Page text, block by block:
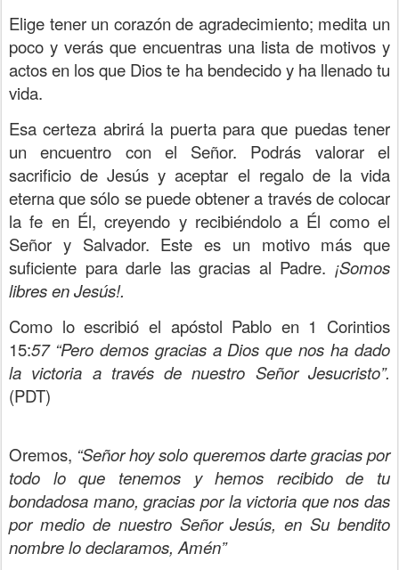
Elige tener un corazón de agradecimiento; medita un
poco y verás que encuentras una lista de motivos y
actos en los que Dios te ha bendecido y ha llenado tu
vida.
Esa certeza abrirá la puerta para que puedas tener
un encuentro con el Señor. Podrás valorar el
sacrificio de Jesús y aceptar el regalo de la vida
eterna que sólo se puede obtener a través de colocar
la fe en Él, creyendo y recibiéndolo a Él como el
Señor y Salvador. Este es un motivo más que
suficiente para darle las gracias al Padre. ¡Somos
libres en Jesús!.
Como lo escribió el apóstol Pablo en 1 Corintios
15:57 “Pero demos gracias a Dios que nos ha dado
la victoria a través de nuestro Señor Jesucristo”.
(PDT)
Oremos, “Señor hoy solo queremos darte gracias por
todo lo que tenemos y hemos recibido de tu
bondadosa mano, gracias por la victoria que nos das
por medio de nuestro Señor Jesús, en Su bendito
nombre lo declaramos, Amén”